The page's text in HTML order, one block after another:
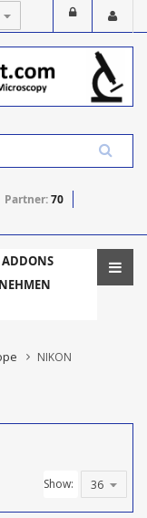
Partner:70
ADDONS
NIKON
Show: